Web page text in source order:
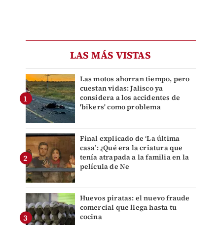
LAS MÁS VISTAS
Las motos ahorran tiempo, pero
cuestan vidas: Jalisco ya
considera a los accidentes de
'bikers' como problema
Final explicado de ‘La última
casa’: ¿Qué era la criatura que
tenía atrapada a la familia en la
película de Ne
Huevos piratas: el nuevo fraude
comercial que llega hasta tu
cocina